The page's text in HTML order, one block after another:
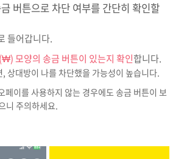
버튼으로 차단 여부를 간단히 확인할
들어갑니다.
모양의 송금 버튼이 있는지 확인합니다.
상대방이 나를 차단했을 가능성이 높습니다.
페이를 사용하지 않는 경우에도 송금 버튼이 보
니 주의하세요.